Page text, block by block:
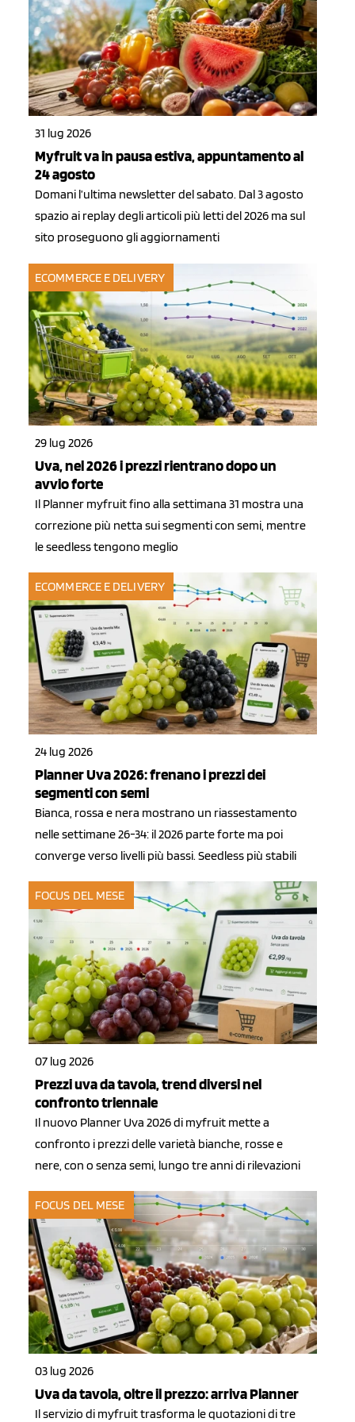
31 lug 2026
Myfruit va in pausa estiva, appuntamento al
24 agosto
Domani l’ultima newsletter del sabato. Dal 3 agosto
spazio ai replay degli articoli più letti del 2026 ma sul
sito proseguono gli aggiornamenti
ECOMMERCE E DELIVERY
29 lug 2026
Uva, nel 2026 i prezzi rientrano dopo un
avvio forte
Il Planner myfruit fino alla settimana 31 mostra una
correzione più netta sui segmenti con semi, mentre
le seedless tengono meglio
ECOMMERCE E DELIVERY
24 lug 2026
Planner Uva 2026: frenano i prezzi dei
segmenti con semi
Bianca, rossa e nera mostrano un riassestamento
nelle settimane 26-34: il 2026 parte forte ma poi
converge verso livelli più bassi. Seedless più stabili
FOCUS DEL MESE
07 lug 2026
Prezzi uva da tavola, trend diversi nel
confronto triennale
Il nuovo Planner Uva 2026 di myfruit mette a
confronto i prezzi delle varietà bianche, rosse e
nere, con o senza semi, lungo tre anni di rilevazioni
FOCUS DEL MESE
03 lug 2026
Uva da tavola, oltre il prezzo: arriva Planner
Il servizio di myfruit trasforma le quotazioni di tre